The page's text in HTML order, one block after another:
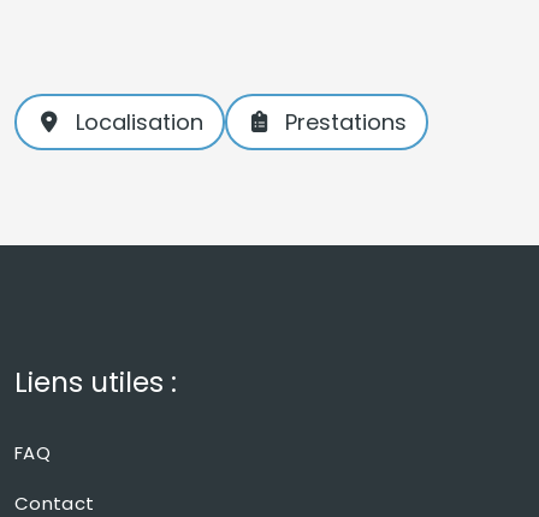
Localisation Prestations
Liens utiles :
FAQ
Contact